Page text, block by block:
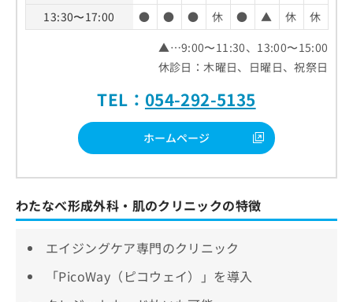
13:30〜17:00
● ● ● 休 ● ▲ 休
休
▲…9:00〜11:30、13:00〜15:00
休診日：木曜日、日曜日、祝祭日
TEL： 054-292-5135
ホームページ
わたなべ形成外科・肌のクリニックの特徴
エイジングケア専門のクリニック
「PicoWay（ピコウェイ）」を導入